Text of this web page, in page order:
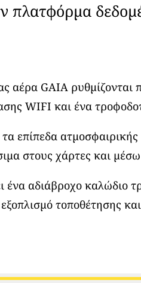
πλατφόρμα
αέρα GAIA
WIFI και ένα
τα επίπεδα
στους χάρτες και
ένα αδιάβροχο καλώδιο
τοποθέτησης